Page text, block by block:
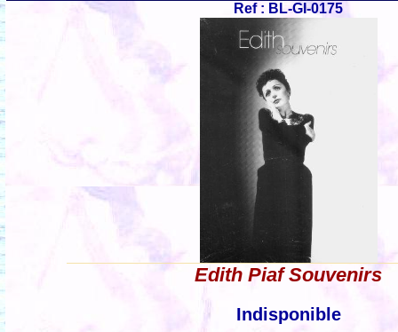
Ref : BL-GI-0175
Edith Piaf Souvenirs
Indisponible